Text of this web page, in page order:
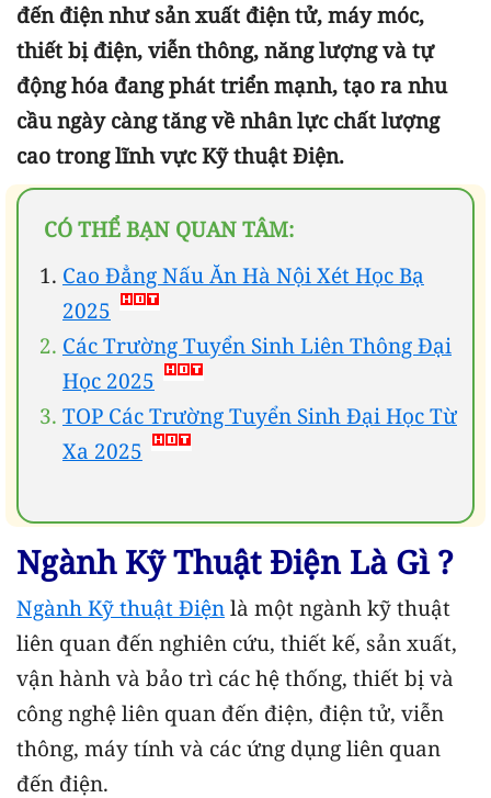
đến điện như sản xuất điện tử, máy móc,
thiết bị điện, viễn thông, năng lượng và tự
động hóa đang phát triển mạnh, tạo ra nhu
cầu ngày càng tăng về nhân lực chất lượng
cao trong lĩnh vực Kỹ thuật Điện.
CÓ THỂ BẠN QUAN TÂM:
Cao Đẳng Nấu Ăn Hà Nội Xét Học Bạ
2025
Các Trường Tuyển Sinh Liên Thông Đại
Học 2025
TOP Các Trường Tuyển Sinh Đại Học Từ
Xa 2025
Ngành Kỹ Thuật Điện Là Gì ?
Ngành Kỹ thuật Điện là một ngành kỹ thuật
liên quan đến nghiên cứu, thiết kế, sản xuất,
vận hành và bảo trì các hệ thống, thiết bị và
công nghệ liên quan đến điện, điện tử, viễn
thông, máy tính và các ứng dụng liên quan
đến điện.